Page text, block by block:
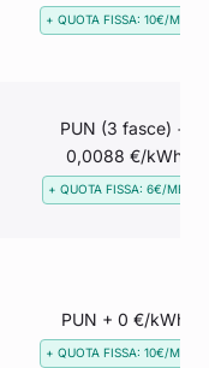
+ QUOTA FISSA: 10€/MESE
PUN (3 fasce) +
0,0088 €/kWh
+ QUOTA FISSA: 6€/MESE
PUN + 0 €/kWh
+ QUOTA FISSA: 10€/MESE